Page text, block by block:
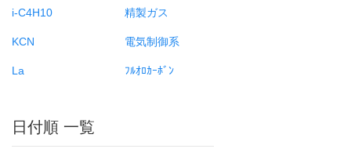
i-C4H10
KCN
La
精製ガス
電気制御系
ﾌﾙｵﾛｶｰﾎﾞﾝ
日付順 一覧